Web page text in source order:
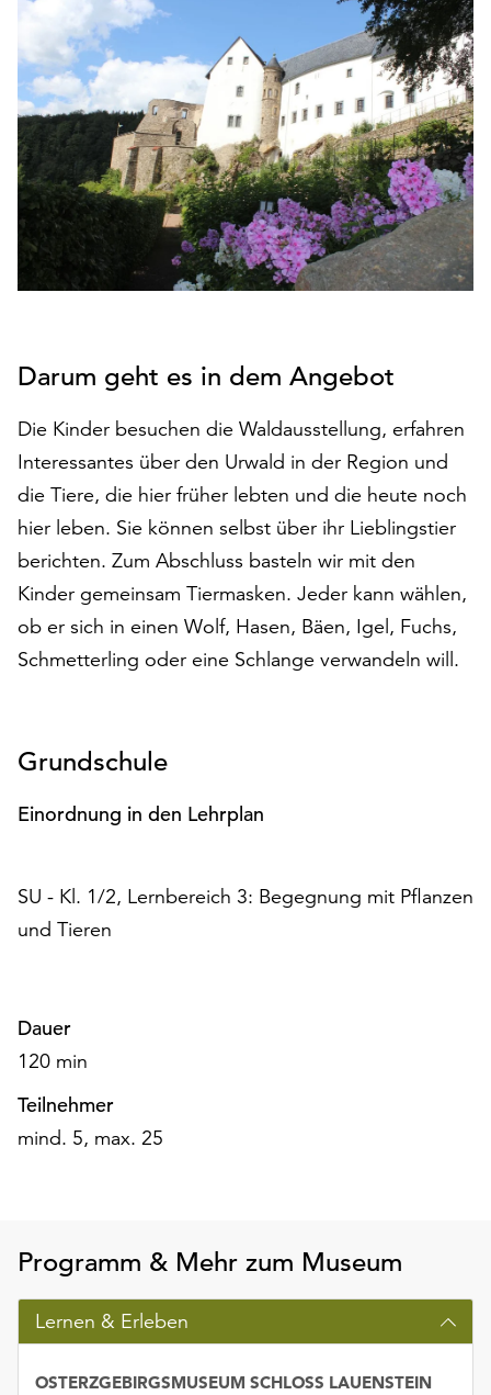
Betrieb
der
Seite
notwendig
sind
(funktionale
Cookies),
sowie
solche,
die
lediglich
Statistikzwecken
werden.
Klicken
Sie
auf
„Alle
akzeptieren“,
um
alle
Cookies
zu
Ihr
jederzeit
widerrufen.
Dafür
steht
Ende
Seite
die
Schaltfläche
„Cookie-
Funktionale
Cookies
werden
auch
ohne
Ihr
Darum geht es in dem Angebot
Die Kinder besuchen die Waldausstellung, erfahren
Interessantes über den Urwald in der Region und
die Tiere, die hier früher lebten und die heute noch
hier leben. Sie können selbst über ihr Lieblingstier
berichten. Zum Abschluss basteln wir mit den
Kinder gemeinsam Tiermasken. Jeder kann wählen,
ob er sich in einen Wolf, Hasen, Bäen, Igel, Fuchs,
Schmetterling oder eine Schlange verwandeln will.
Grundschule
Einordnung in den Lehrplan
SU - Kl. 1/2, Lernbereich 3: Begegnung mit Pflanzen
und Tieren
Dauer
120 min
Teilnehmer
mind. 5, max. 25
Programm & Mehr zum Museum
Lernen & Erleben
OSTERZGEBIRGSMUSEUM SCHLOSS LAUENSTEIN